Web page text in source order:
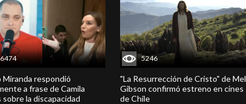
6474
Miranda respondió
a frase de Camila
sobre la discapacidad
5246
"La Resurrección de Cristo" de Mel
Gibson confirmó estreno en cines
de Chile